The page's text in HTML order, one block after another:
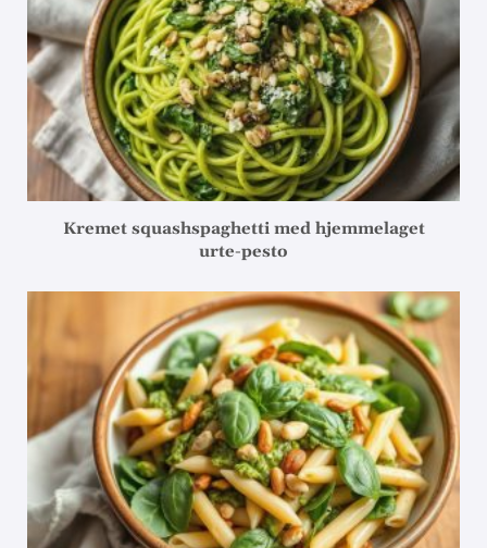
Kremet squashspaghetti med hjemmelaget
urte-pesto